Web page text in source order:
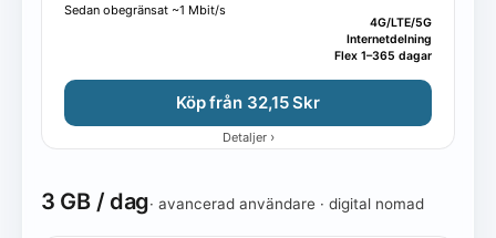
Sedan obegränsat ~1 Mbit/s
4G/LTE/5G
Internetdelning
Flex 1–365 dagar
Köp från 32,15 Skr
Detaljer ›
3 GB / dag· avancerad användare · digital nomad